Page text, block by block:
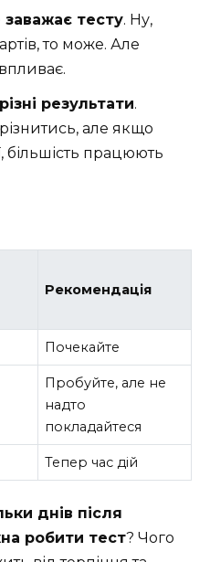
тесту. Ну,
то може. Але
результати.
але якщо
більшість працюють
Рекомендація
Почекайте
Пробуйте, але не
надто
покладайтеся
Тепер час дій
днів після
робити тест? Чого